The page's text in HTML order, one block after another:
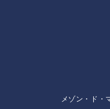
メゾン・ド・